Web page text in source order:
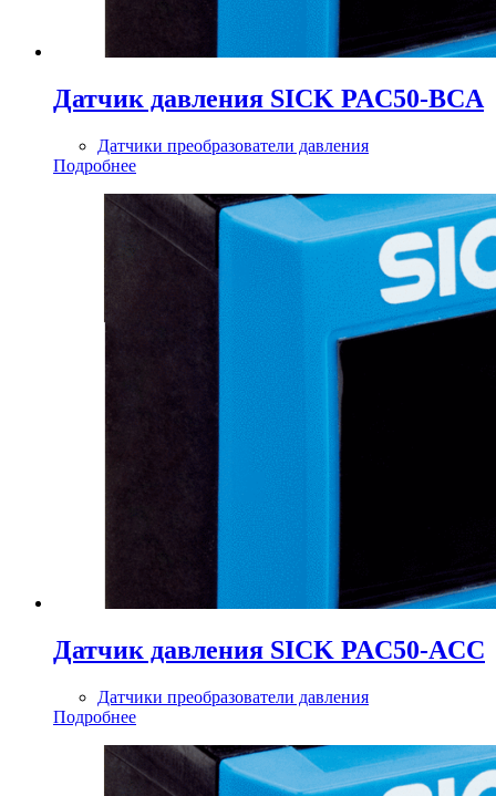
Датчик давления SICK PAC50-BCA
Датчики преобразователи давления
Подробнее
Датчик давления SICK PAC50-ACC
Датчики преобразователи давления
Подробнее